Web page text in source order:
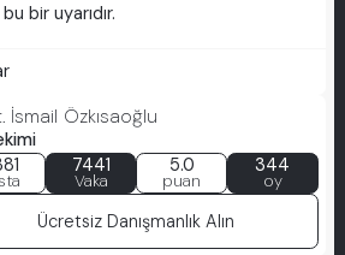
bir uyarıdır.
İsmail Özkısaoğlu
7441
Vaka
5.0
puan
344
oy
Ücretsiz Danışmanlık Alın